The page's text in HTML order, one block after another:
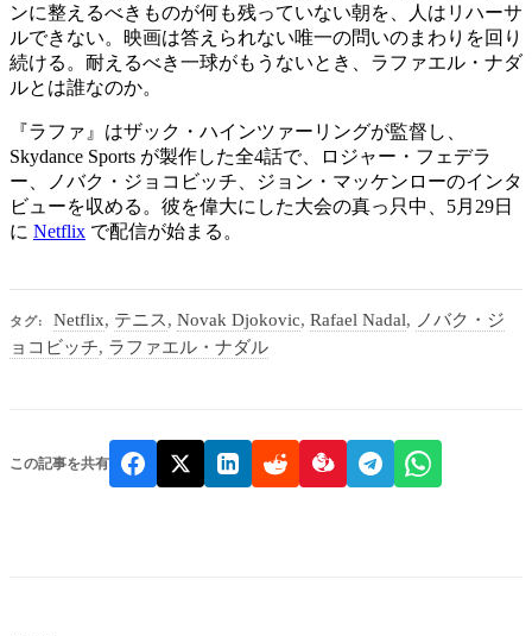
ンに整えるべきものが何も残っていない朝を、人はリハーサ
ルできない。映画は答えられない唯一の問いのまわりを回り
続ける。耐えるべき一球がもうないとき、ラファエル・ナダ
ルとは誰なのか。
『ラファ』はザック・ハインツァーリングが監督し、
Skydance Sports が製作した全4話で、ロジャー・フェデラ
ー、ノバク・ジョコビッチ、ジョン・マッケンローのインタ
ビューを収める。彼を偉大にした大会の真っ只中、5月29日
に Netflix で配信が始まる。
タグ: Netflix, テニス,Novak Djokovic,Rafael Nadal, ノバク・ジ
ョコビッチ, ラファエル・ナダル
この記事を共有